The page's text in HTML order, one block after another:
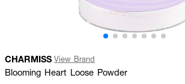
CHARMISS View Brand
Blooming Heart Loose Powder